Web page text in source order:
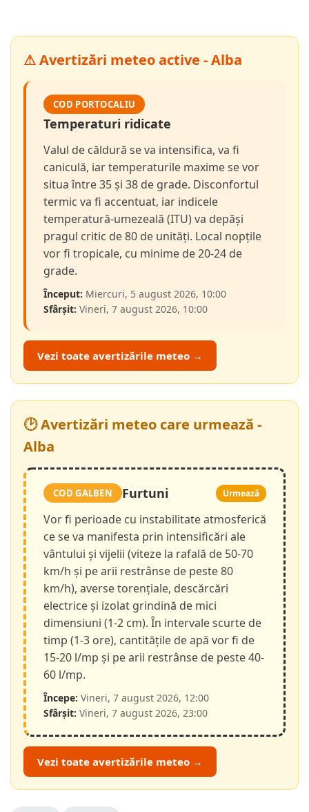
⚠ Avertizări meteo active - Alba
COD PORTOCALIU
Temperaturi ridicate
Valul de căldură se va intensifica, va fi
caniculă, iar temperaturile maxime se vor
situa între 35 și 38 de grade. Disconfortul
termic va fi accentuat, iar indicele
temperatură-umezeală (ITU) va depăși
pragul critic de 80 de unități. Local nopțile
vor fi tropicale, cu minime de 20-24 de
grade.
Început: Miercuri, 5 august 2026, 10:00
Sfârșit: Vineri, 7 august 2026, 10:00
Vezi toate avertizările meteo →
🕑 Avertizări meteo care urmează -
Alba
COD GALBEN Furtuni Urmează
Vor fi perioade cu instabilitate atmosferică
ce se va manifesta prin intensificări ale
vântului și vijelii (viteze la rafală de 50-70
km/h și pe arii restrânse de peste 80
km/h), averse torențiale, descărcări
electrice și izolat grindină de mici
dimensiuni (1-2 cm). În intervale scurte de
timp (1-3 ore), cantitățile de apă vor fi de
15-20 l/mp și pe arii restrânse de peste 40-
60 l/mp.
Începe: Vineri, 7 august 2026, 12:00
Sfârșit: Vineri, 7 august 2026, 23:00
Vezi toate avertizările meteo →